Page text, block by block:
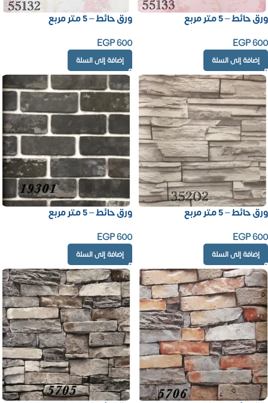
ورق حائط – 5 متر مربع
EGP600
إضافة إلى السلة
ورق حائط – 5 متر مربع
EGP600
إضافة إلى السلة
ورق حائط – 5 متر مربع
EGP600
إضافة إلى السلة
ورق حائط – 5 متر مربع
EGP600
إضافة إلى السلة